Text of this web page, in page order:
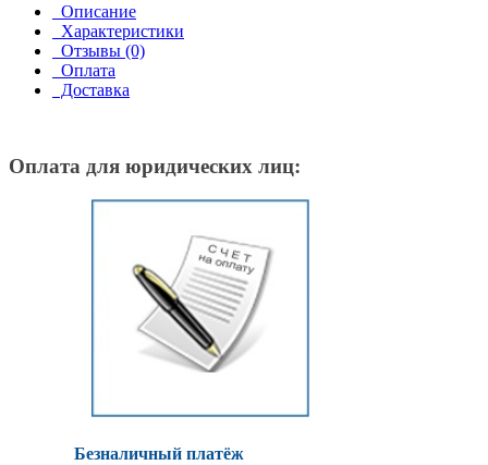
Описание
Характеристики
Отзывы (0)
Оплата
Доставка
Оплата для юридических лиц:
Безналичный платёж